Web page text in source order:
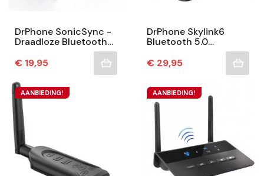
DrPhone SonicSync -
Draadloze Bluetooth
Adapter Compatibel
Met PS5/PS4 And PC...
Prijs
€ 19,95
DrPhone Skylink6
Bluetooth 5.0
Ontvanger 5.0 – 3D
Stereo - Draadloze
Adapter Met MicroSD
Prijs
€ 29,95
AANBIEDING! AANBIEDING!